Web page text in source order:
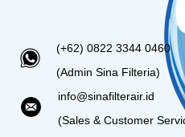
(+62) 0822 3344 0460
(Admin Sina Filteria)
info@sinafilterair.id
(Sales & Customer